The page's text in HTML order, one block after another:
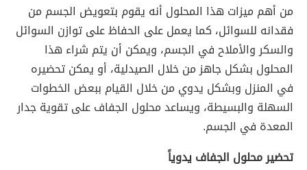
من أهم ميزات هذا المحلول أنه يقوم بتعويض الجسم من
فقدانه للسوائل، كما يعمل على الحفاظ على توازن السوائل
والسكر والأملاح في الجسم، ويمكن أن يتم شراء هذا
المحلول بشكل جاهز من خلال الصيدلية، أو يمكن تحضيره
في المنزل وبشكل يدوي من خلال القيام ببعض الخطوات
السهلة والبسيطة، ويساعد محلول الجفاف على تقوية جدار
المعدة في الجسم.
تحضير محلول الجفاف يدوياً